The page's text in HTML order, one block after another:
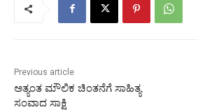
Previous article
ಅತ್ಯಂತ ಮೌಲಿಕ ಚಿಂತನೆಗೆ ಸಾಹಿತ್ಯ
ಸಂವಾದ ಸಾಕ್ಷಿ